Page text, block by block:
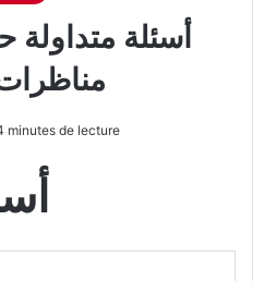
أسئلة
minutes de lecture